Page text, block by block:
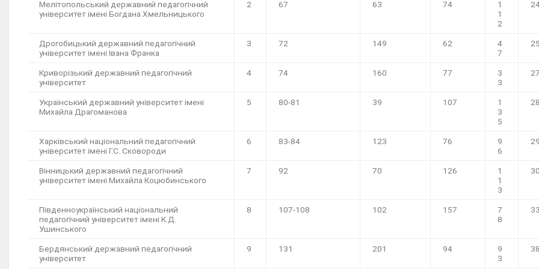
Мелітопольський державний педагогічний
університет імені Богдана Хмельницького
2 67 63 74
1
1
2
Дрогобицький державний педагогічний
університет імені Івана Франка
3 72 149 62
4
7
Криворізький державний педагогічний
університет
4 74 160 77
3
3
Український державний університет імені
Михайла Драгоманова
5 80-81 39 107
1
3
5
Харківський національний педагогічний
університет імені Г.С. Сковороди
6 83-84 123 76
9
6
Вінницький державний педагогічний
університет імені Михайла Коцюбинського
7 92 70 126
1
1
3
Південноукраїнський національний
педагогічний університет імені К.Д.
Ушинського
8 107-108 102 157
7
8
Бердянський державний педагогічний
університет
9 131 201 94
9
3